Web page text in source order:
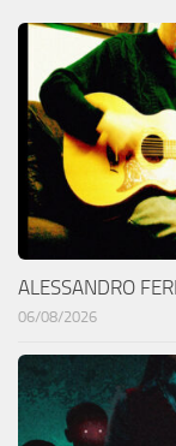
ALESSANDRO
06/08/2026